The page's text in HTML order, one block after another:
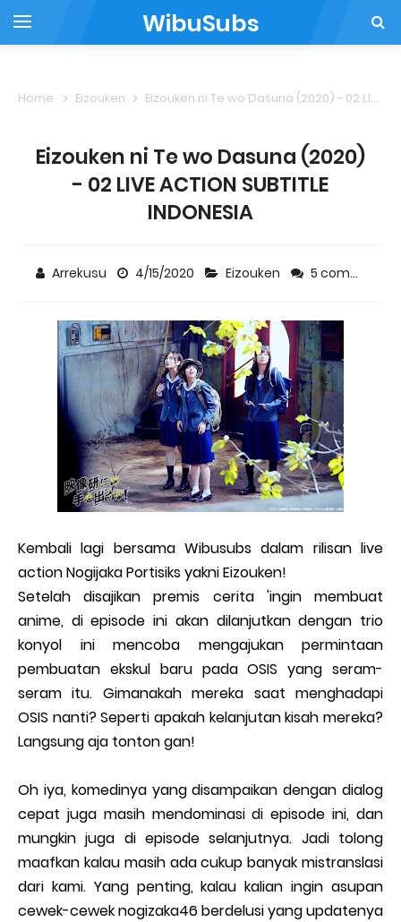
WibuSubs
Home Eizouken Eizouken ni Te wo Dasuna (2020) - 02 LIVE ACTION SUBTITLE INDONESIA
Eizouken ni Te wo Dasuna (2020)
- 02 LIVE ACTION SUBTITLE
INDONESIA
Arrekusu 4/15/2020 Eizouken 5 comments
Kembali lagi bersama Wibusubs dalam rilisan live
action Nogijaka Portisiks yakni Eizouken!
Setelah disajikan premis cerita 'ingin membuat
anime, di episode ini akan dilanjutkan dengan trio
konyol ini mencoba mengajukan permintaan
pembuatan ekskul baru pada OSIS yang seram-
seram itu. Gimanakah mereka saat menghadapi
OSIS nanti? Seperti apakah kelanjutan kisah mereka?
Langsung aja tonton gan!
Oh iya, komedinya yang disampaikan dengan dialog
cepat juga masih mendominasi di episode ini, dan
mungkin juga di episode selanjutnya. Jadi tolong
maafkan kalau masih ada cukup banyak mistranslasi
dari kami. Yang penting, kalau kalian ingin asupan
cewek-cewek nogizaka46 berdelusi yang updatenya